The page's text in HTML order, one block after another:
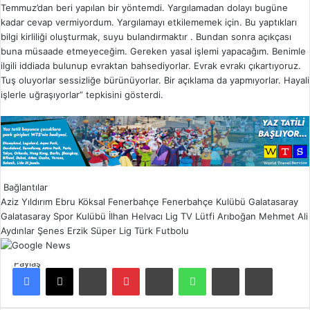
Temmuz’dan beri yapılan bir yöntemdi. Yargılamadan dolayı bugüne
kadar cevap vermiyordum. Yargılamayı etkilememek için. Bu yaptıkları
bilgi kirliliği oluşturmak, suyu bulandırmaktır . Bundan sonra açıkçası
buna müsaade etmeyeceğim. Gereken yasal işlemi yapacağım. Benimle
ilgili iddiada bulunup evraktan bahsediyorlar. Evrak evrakı çıkartıyoruz.
Tuş oluyorlar sessizliğe bürünüyorlar. Bir açıklama da yapmıyorlar. Hayali
işlerle uğraşıyorlar” tepkisini gösterdi.
Bağlantılar
Aziz Yıldırım Ebru Köksal Fenerbahçe Fenerbahçe Kulübü Galatasaray
Galatasaray Spor Kulübü İlhan Helvacı Lig TV Lütfi Arıboğan Mehmet Ali
Aydınlar Şenes Erzik Süper Lig Türk Futbolu
Paylaş